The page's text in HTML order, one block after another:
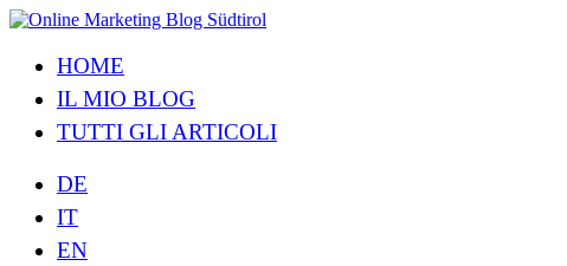
HOME
IL MIO BLOG
TUTTI GLI ARTICOLI
DE
IT
EN